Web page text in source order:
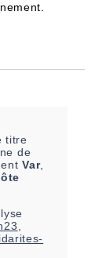
titre
de
Var,